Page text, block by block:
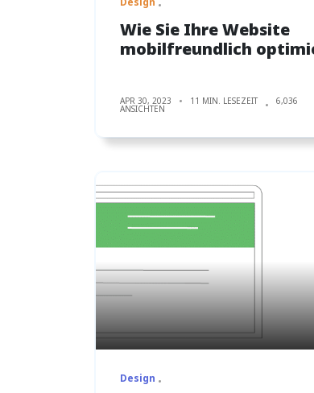
Wie Sie Ihre Website
mobilfreundlich
APR 30, 2023 11 MIN. LESEZEIT 6,036
ANSICHTEN
Design